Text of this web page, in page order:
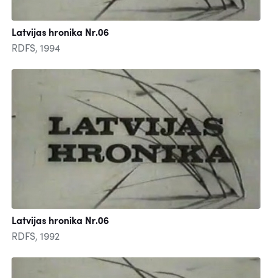
Latvijas hronika Nr.06
RDFS, 1994
Latvijas hronika Nr.06
RDFS, 1992